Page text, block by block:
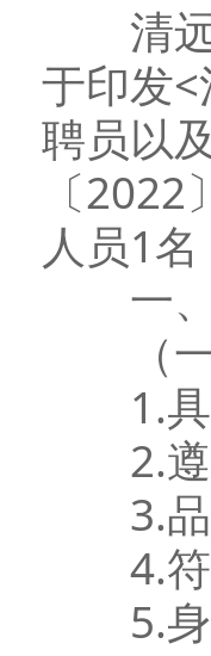
清远
于印发
聘员以
〔
人员1
一、
（一
1.具
2.遵
3.品
4.符
5.身